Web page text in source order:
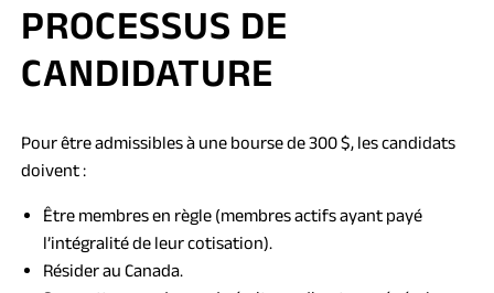
PROCESSUS DE
CANDIDATURE
Pour être admissibles à une bourse de 300 $, les candidats
doivent :
Être membres en règle (membres actifs ayant payé
l’intégralité de leur cotisation).
Résider au Canada.